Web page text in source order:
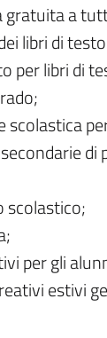
a
libri di
per libri di
scolastica
di
scolastico;
per gli
estivi